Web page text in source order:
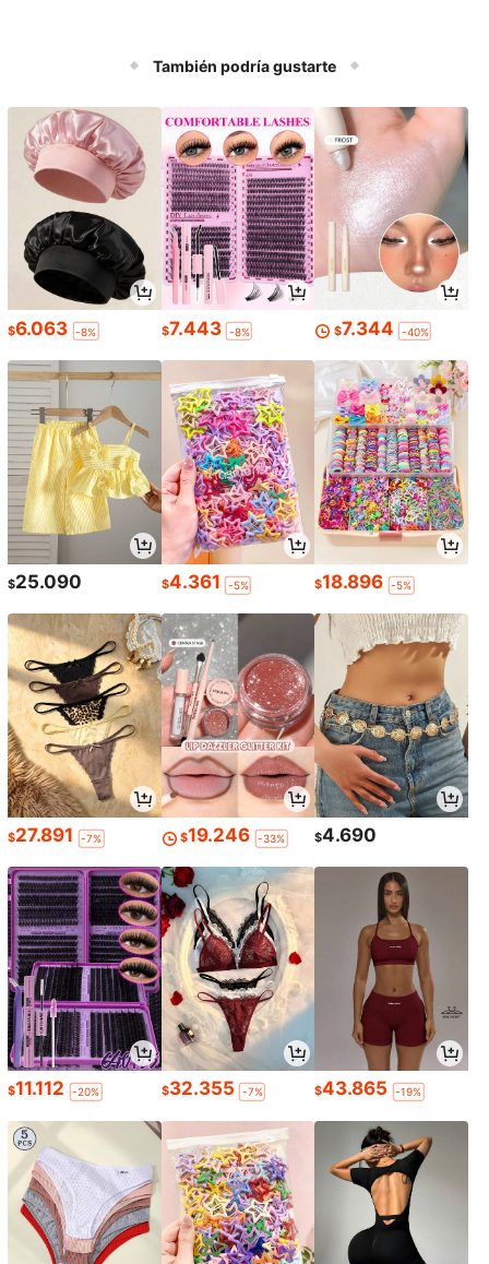
También podría gustarte
$6.063 -8% $7.443 -8% $7.344 -40%
$25.090 $4.361 -5% $18.896 -5%
$27.891 -7% $19.246 -33% $4.690
$11.112 -20% $32.355 -7% $43.865 -19%